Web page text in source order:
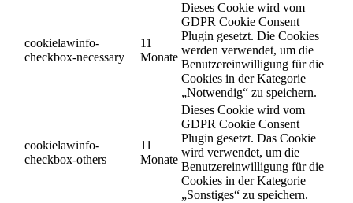
cookielawinfo-
checkbox-necessary
11
Monate
Dieses Cookie wird vom
GDPR Cookie Consent
Plugin gesetzt. Die Cookies
werden verwendet, um die
Benutzereinwilligung für die
Cookies in der Kategorie
„Notwendig“ zu speichern.
cookielawinfo-
checkbox-others
11
Monate
Dieses Cookie wird vom
GDPR Cookie Consent
Plugin gesetzt. Das Cookie
wird verwendet, um die
Benutzereinwilligung für die
Cookies in der Kategorie
„Sonstiges“ zu speichern.